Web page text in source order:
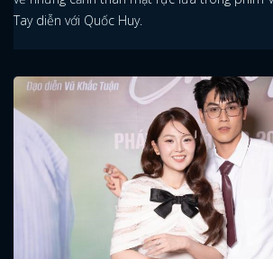
Tay diễn với Quốc Huy.